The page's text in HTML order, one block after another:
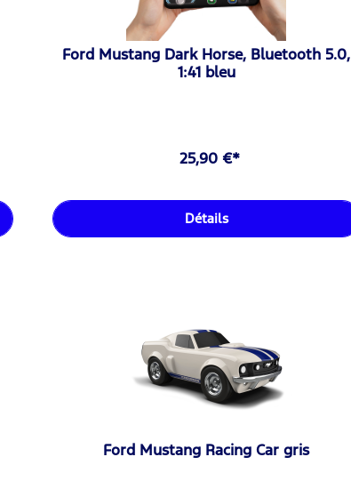
Ford Mustang Dark Horse, Bluetooth 5.0,
1:41 bleu
25,90 €*
Détails
Ford Mustang Racing Car gris